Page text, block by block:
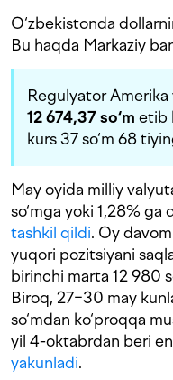
O‘zbekistonda
Bu haqda Markaziy
Regulyator
12 674,37 so‘m etib
kurs 37 so‘m 68
May oyida milliy
so‘mga yoki 1,28% ga
tashkil qildi. Oy
yuqori pozitsiyani
birinchi marta 12 980
Biroq, 27−30 may
so‘mdan ko‘proqqa
yil 4-oktabrdan beri
yakunladi.